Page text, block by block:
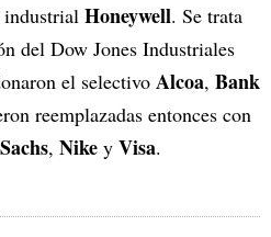
industrial Honeywell. Se trata
del Dow Jones Industriales
el selectivo Alcoa, Bank
reemplazadas entonces con
, Nike y Visa.